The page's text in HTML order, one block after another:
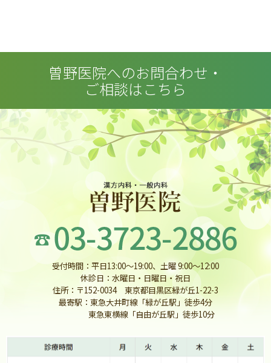
曽野医院へのお問合わせ・
ご相談はこちら
受付時間：平日13:00〜19:00、土曜 9:00〜12:00
休診日：水曜日・日曜日・祝日
住所：〒152-0034 東京都目黒区緑が丘1-22-3
最寄駅：東急大井町線「緑が丘駅」徒歩4分
東急東横線「自由が丘駅」徒歩10分